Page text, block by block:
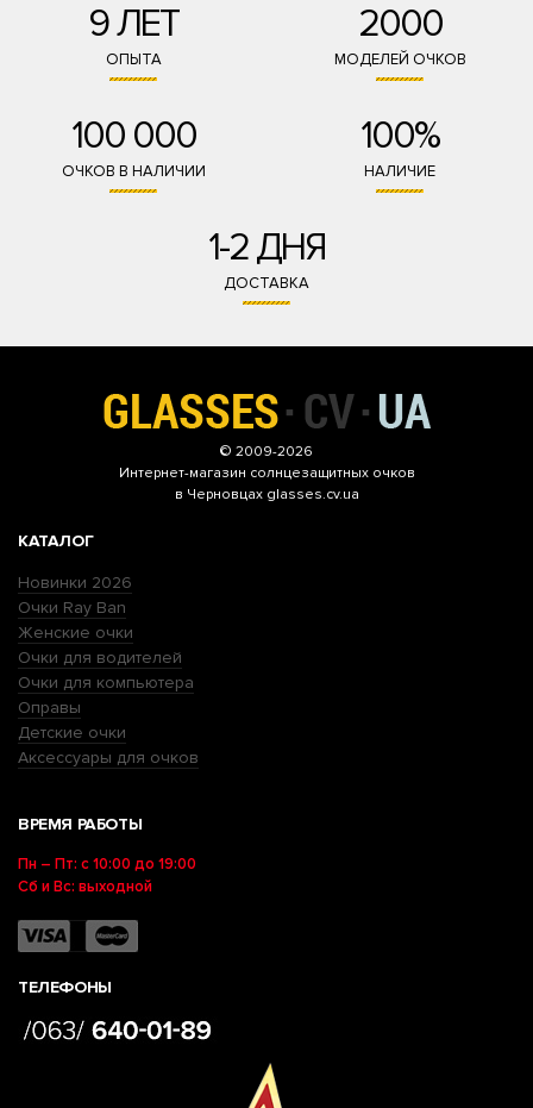
9 ЛЕТ
ОПЫТА
2000
МОДЕЛЕЙ ОЧКОВ
100 000
ОЧКОВ В НАЛИЧИИ
100%
НАЛИЧИЕ
1-2 ДНЯ
ДОСТАВКА
© 2009-2026
Интернет-магазин солнцезащитных очков
в Черновцах glasses.cv.ua
КАТАЛОГ
Новинки 2026
Очки Ray Ban
Женские очки
Очки для водителей
Очки для компьютера
Оправы
Детские очки
Аксессуары для очков
ВРЕМЯ РАБОТЫ
Пн – Пт: с 10:00 до 19:00
Сб и Вс: выходной
ТЕЛЕФОНЫ